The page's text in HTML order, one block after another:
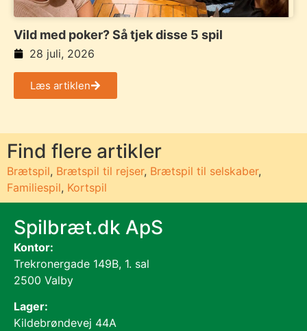
Vild med poker? Så tjek disse 5 spil
28 juli, 2026
Læs artiklen
Find flere artikler
Brætspil, Brætspil til rejser, Brætspil til selskaber,
Familiespil, Kortspil
Spilbræt.dk ApS
Kontor:
Trekronergade 149B, 1. sal
2500 Valby
Lager:
Kildebrøndevej 44A